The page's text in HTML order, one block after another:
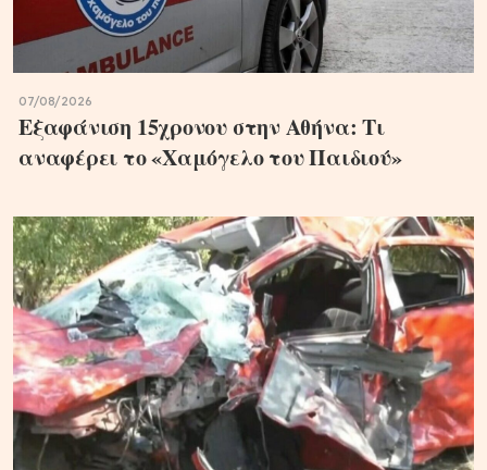
07/08/2026
Εξαφάνιση 15χρονου στην Αθήνα: Τι
αναφέρει το «Χαμόγελο του Παιδιού»